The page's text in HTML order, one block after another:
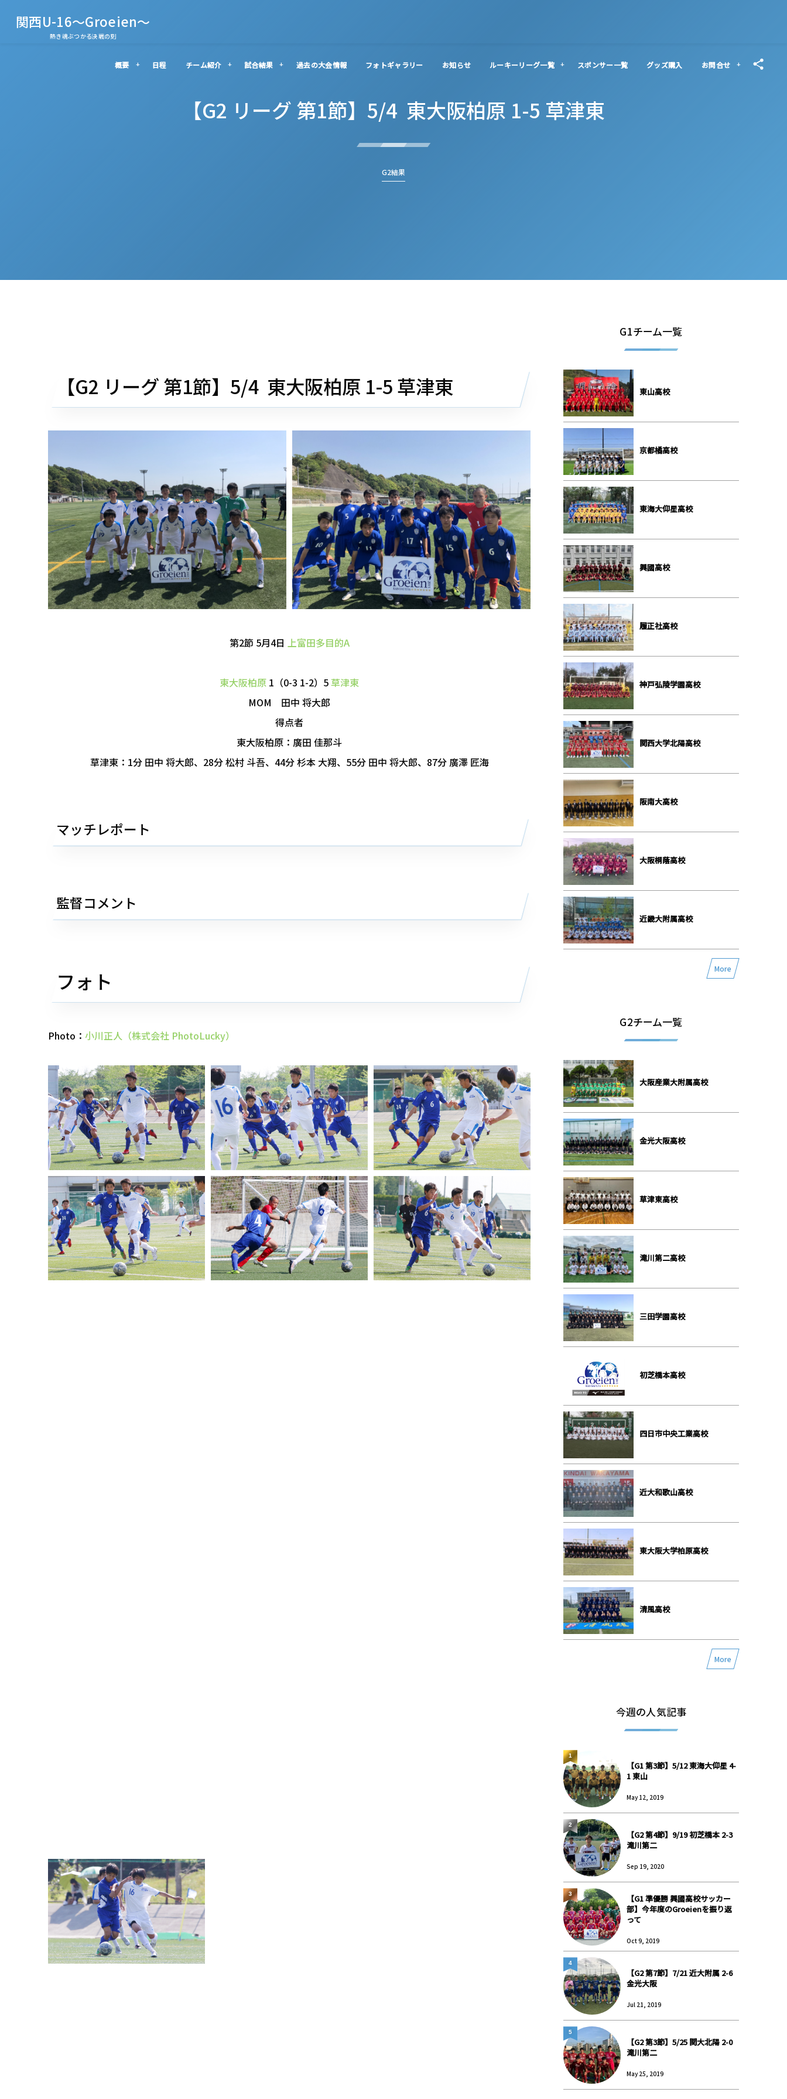
関西U-16～Groeien～
熱き魂ぶつかる決戦の刻
概要 日程 チーム紹介 試合結果 過去の大会情報 フォトギャラリー お知らせ ルーキーリーグ一覧 スポンサー一覧 グッズ購入 お問合せ
【G2 リーグ 第1節】5/4 東大阪柏原 1-5 草津東
G2結果
【G2 リーグ 第1節】5/4 東大阪柏原 1-5 草津東
第2節 5月4日 上富田多目的A
東大阪柏原 1（0-3 1-2）5草津東
MOM 田中 将大郎
得点者
東大阪柏原：廣田 佳那斗
草津東：1分 田中 将大郎、28分 松村 斗吾、44分 杉本 大翔、55分 田中 将大郎、87分 廣澤 匠海
マッチレポート
監督コメント
フォト
Photo： 小川正人（株式会社 PhotoLucky）
G1チーム一覧
東山高校
京都橘高校
東海大仰星高校
興國高校
履正社高校
神戸弘陵学園高校
関西大学北陽高校
阪南大高校
大阪桐蔭高校
近畿大附属高校
More
G2チーム一覧
大阪産業大附属高校
金光大阪高校
草津東高校
滝川第二高校
三田学園高校
初芝橋本高校
四日市中央工業高校
近大和歌山高校
東大阪大学柏原高校
清風高校
More
今週の人気記事
【G1 第3節】5/12 東海大仰星 4-
1 東山
May 12, 2019
1
【G2 第4節】9/19 初芝橋本 2-3
滝川第二
Sep 19, 2020
2
【G1 準優勝 興國高校サッカー
部】今年度のGroeienを振り返
って
Oct 9, 2019
3
【G2 第7節】7/21 近大附属 2-6
金光大阪
Jul 21, 2019
4
【G2 第3節】5/25 関大北陽 2-0
滝川第二
May 25, 2019
5